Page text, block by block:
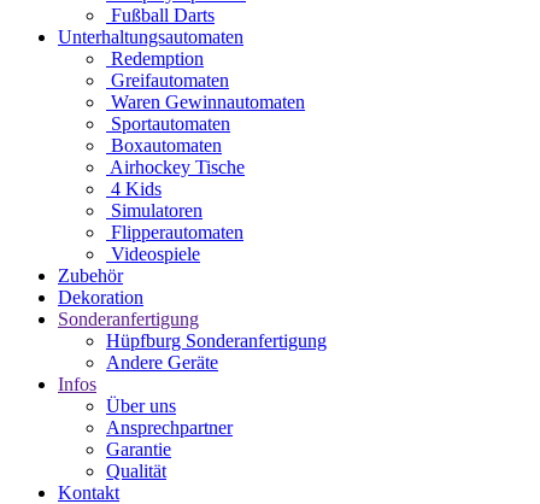
Fußball Darts
Unterhaltungsautomaten
Redemption
Greifautomaten
Waren Gewinnautomaten
Sportautomaten
Boxautomaten
Airhockey Tische
4 Kids
Simulatoren
Flipperautomaten
Videospiele
Zubehör
Dekoration
Sonderanfertigung
Hüpfburg Sonderanfertigung
Andere Geräte
Infos
Über uns
Ansprechpartner
Garantie
Qualität
Kontakt